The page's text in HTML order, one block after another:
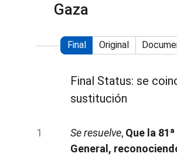
Gaza
Final Original
Final Status: se
sustitución
Se resuelve, Que la
General,